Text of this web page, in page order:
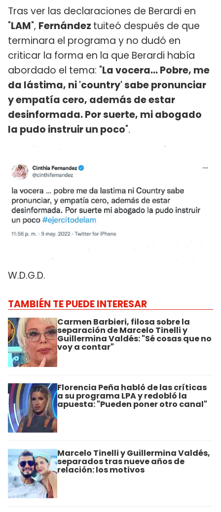
Tras ver las declaraciones de Berardi en
"LAM", Fernández tuiteó después de que
terminara el programa y no dudó en
criticar la forma en la que Berardi había
abordado el tema: "La vocera… Pobre, me
da lástima, ni 'country' sabe pronunciar
y empatía cero, además de estar
desinformada. Por suerte, mi abogado
la pudo instruir un poco".
W.D.G.D.
TAMBIÉN TE PUEDE INTERESAR
Carmen Barbieri, filosa sobre la
separación de Marcelo Tinelli y
Guillermina Valdés: "Sé cosas que no
voy a contar"
Florencia Peña habló de las críticas
a su programa LPA y redobló la
apuesta: "Pueden poner otro canal"
Marcelo Tinelli y Guillermina Valdés,
separados tras nueve años de
relación: los motivos